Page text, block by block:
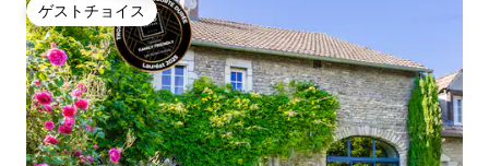
ゲストチョイス
ゲストチョイス